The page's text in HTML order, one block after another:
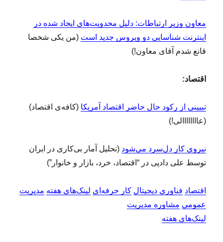
معاون وزیر ارتباطات: دلیل محدویت‌های ایجاد شده در
اینترنت شناسایی دو ویروس جدید است (من یکی شخصا
قانع شدم آقای معاون!)
اقتصاد:
تبیینی از رکود حال حاضر اقتصاد آمریکا (کافه‌ی اقتصاد)
(عاااااااالی!)
نیروی کار دل‌سرد می‌شود (تحلیل آمار بی‌کاری در ایران
توسط علی دادپی در “اقتصاد، خرد، بازار و خانوار”)
اقتصاد فناوری دیجیتال کار حرفه‌ای لینک‌های هفته مدیریت
عمومی مشاوره مدیریت
لینک‌های هفته